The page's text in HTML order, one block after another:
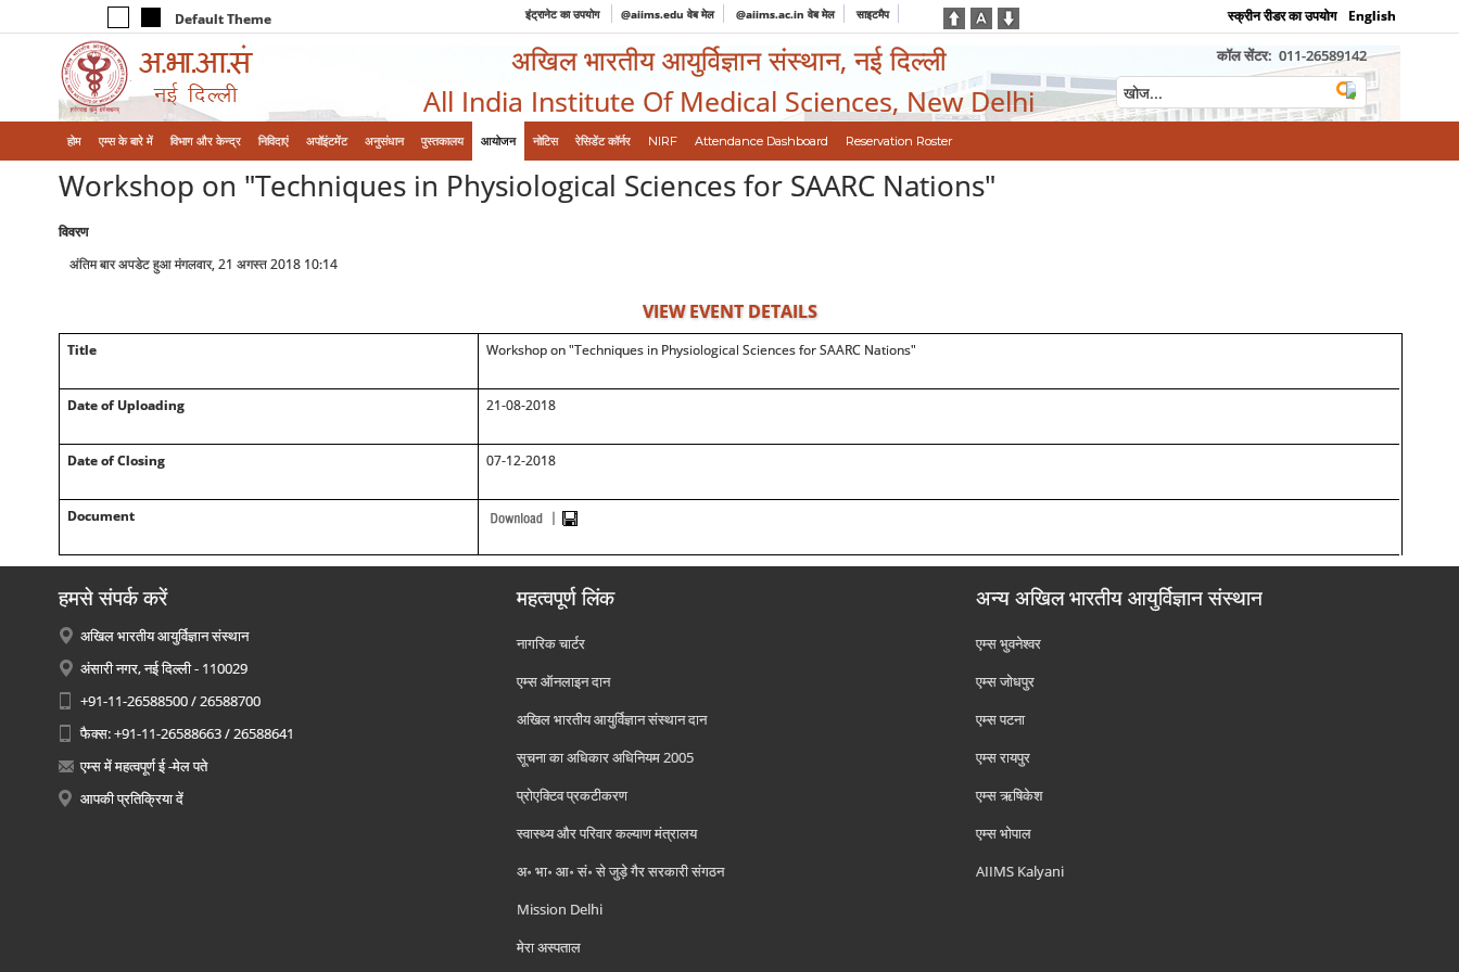
Default Theme इंट्रानेट का उपयोग @aiims.edu वेब मेल @aiims.ac.in वेब मेल साइटमैप स्क्रीन रीडर का उपयोग English
अखिल भारतीय आयुर्विज्ञान संस्थान, नई दिल्ली
All India Institute Of Medical Sciences, New Delhi
कॉल सेंटर: 011-26589142
होम एम्‍स के बारे में विभाग और केन्‍द्र निविदाएं अपॉइंटमेंट अनुसंधान पुस्तकालय आयोजन नोटिस रेसिडेंट कॉर्नर NIRF Attendance Dashboard Reservation Roster
Workshop on "Techniques in Physiological Sciences for SAARC Nations"
विवरण
अंतिम बार अपडेट हुआ मंगलवार, 21 अगस्त 2018 10:14
VIEW EVENT DETAILS
Title Workshop on "Techniques in Physiological Sciences for SAARC Nations"
Date of Uploading 21-08-2018
Date of Closing 07-12-2018
Document
हमसे संपर्क करें
अखिल भारतीय आयुर्विज्ञान संस्थान
अंसारी नगर, नई दिल्ली - 110029
+91-11-26588500 / 26588700
फैक्स: +91-11-26588663 / 26588641
एम्स में महत्वपूर्ण ई -मेल पते
आपकी प्रतिक्रिया दें
महत्वपूर्ण लिंक
नागरिक चार्टर
एम्स ऑनलाइन दान
अखिल भारतीय आयुर्विज्ञान संस्थान दान
सूचना का अधिकार अधिनियम 2005
प्रोएक्टिव प्रकटीकरण
स्वास्थ्य और परिवार कल्याण मंत्रालय
अ॰ भा॰ आ॰ सं॰ से जुड़े गैर सरकारी संगठन
Mission Delhi
मेरा अस्पताल
अन्य अखिल भारतीय आयुर्विज्ञान संस्थान
एम्‍स भुवनेश्वर
एम्‍स जोधपुर
एम्‍स पटना
एम्‍स रायपुर
एम्‍स ऋषिकेश
एम्‍स भोपाल
AIIMS Kalyani